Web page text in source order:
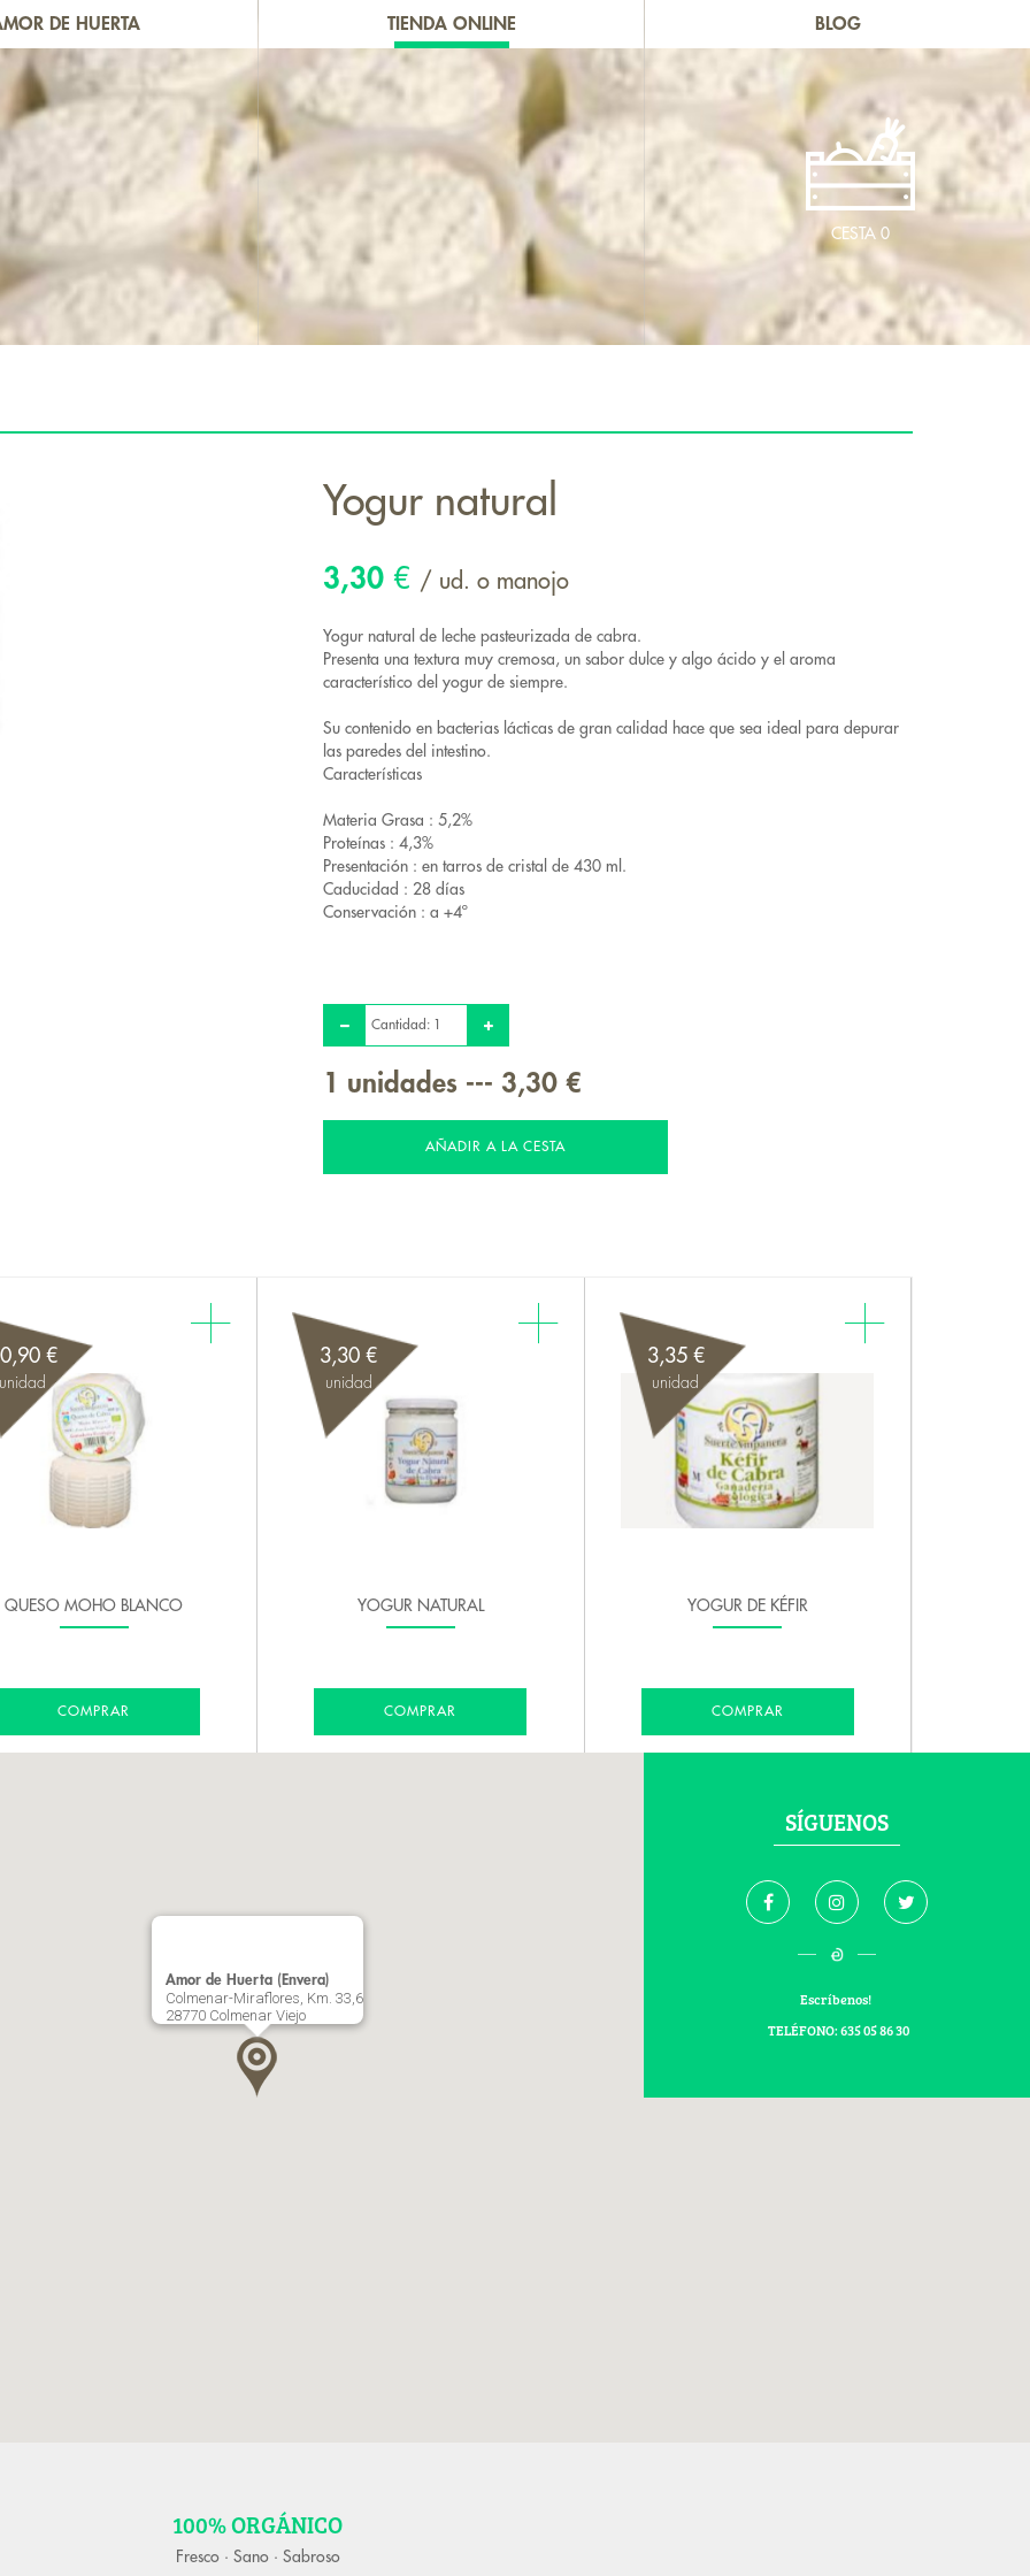
DE HUERTA TIENDA ONLINE BLOG
CESTA 0
Yogur natural
3,30 € / ud. o manojo
Yogur natural de leche pasteurizada de cabra.
Presenta una textura muy cremosa, un sabor dulce y algo ácido y el aroma
característico del yogur de siempre.
Su contenido en bacterias lácticas de gran calidad hace que sea ideal para depurar
las paredes del intestino.
Características
Materia Grasa : 5,2%
Proteínas : 4,3%
Presentación : en tarros de cristal de 430 ml.
Caducidad : 28 días
Conservación : a +4º
Cantidad:
1 unidades --- 3,30 €
AÑADIR A LA CESTA
QUESO MOHO BLANCO
€
unidad
COMPRAR
YOGUR NATURAL
3,30 €
unidad
COMPRAR
YOGUR DE KÉFIR
3,35 €
unidad
COMPRAR
SÍGUENOS
Escríbenos!
TELÉFONO: 635 05 86 30
Amor de Huerta (Envera)
Colmenar-Miraflores, Km. 33,6
28770 Colmenar Viejo
100% ORGÁNICO
Fresco · Sano · Sabroso